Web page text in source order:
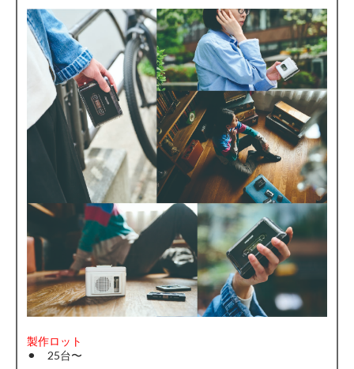
製作ロット
⚫︎ 25台〜